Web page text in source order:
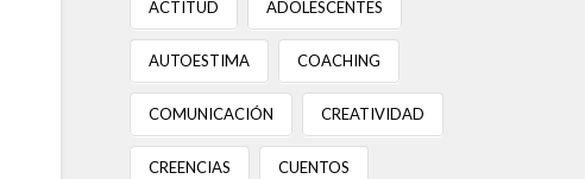
ACTITUD ADOLESCENTES
AUTOESTIMA COACHING
COMUNICACIÓN CREATIVIDAD
CREENCIAS CUENTOS